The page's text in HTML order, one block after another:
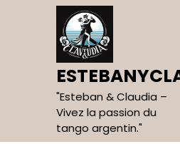
"Esteban & Claudia –
Vivez la passion du
tango argentin."